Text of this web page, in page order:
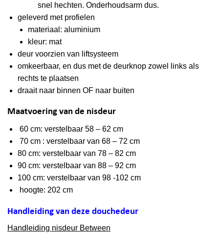
snel hechten. Onderhoudsarm dus.
geleverd met profielen
materiaal: aluminium
kleur: mat
deur voorzien van liftsysteem
omkeerbaar, en dus met de deurknop zowel links als
rechts te plaatsen
draait naar binnen OF naar buiten
Maatvoering van de nisdeur
60 cm: verstelbaar 58 – 62 cm
70 cm : verstelbaar van 68 – 72 cm
80 cm: verstelbaar van 78 – 82 cm
90 cm: verstelbaar van 88 – 92 cm
100 cm: verstelbaar van 98 -102 cm
hoogte: 202 cm
Handleiding van deze douchedeur
Handleiding nisdeur Between